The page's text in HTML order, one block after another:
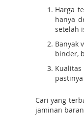
Harga
hanya
setelah
Banyak
binder,
Cari yang
jaminan